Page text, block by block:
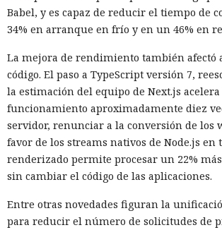
sustitución de instrucciones dentro de
normales, por lo que confiar únicamente
necesitan restricciones más estrictas, que
criterio del propio modelo, sobre qué
nivel de acceso puede ejecutar el
automática.
Inspecciones que
salida del mercado:
represalias contra
través de Palo Alto
12:43 / 07.08.2026
Babel, y es capaz de reducir el tiempo de
34% en arranque en frío y en un 46% en
La mejora de rendimiento también afectó
código. El paso a TypeScript versión 7,
la estimación del equipo de Next.js acelera
funcionamiento aproximadamente diez
servidor, renunciar a la conversión de los
favor de los streams nativos de Node.js en
renderizado permite procesar un 22%
sin cambiar el código de las aplicaciones.
Entre otras novedades figuran la
para reducir el número de solicitudes de